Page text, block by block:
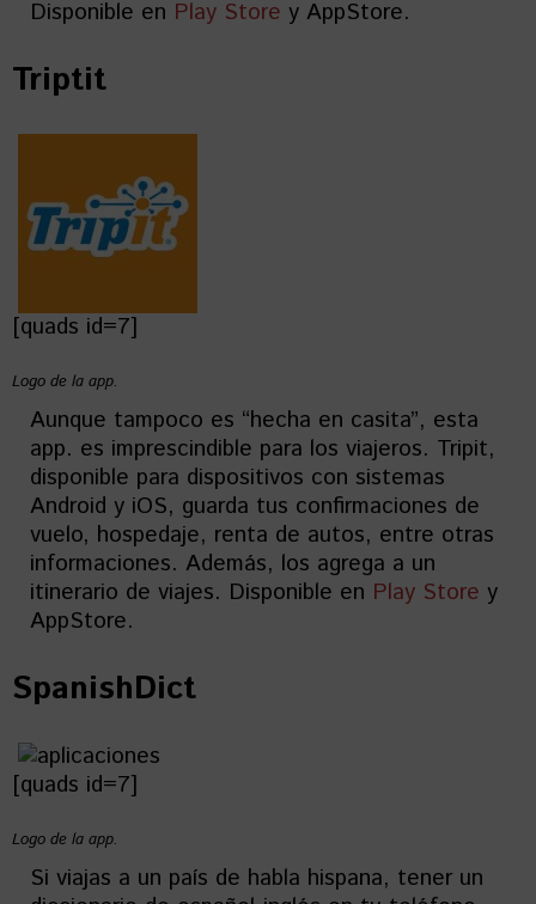
Disponible en Play Store y AppStore.
Triptit
[quads id=7]
Logo de la app.
Aunque tampoco es “hecha en casita”, esta
app. es imprescindible para los viajeros. Tripit,
disponible para dispositivos con sistemas
Android y iOS, guarda tus confirmaciones de
vuelo, hospedaje, renta de autos, entre otras
informaciones. Además, los agrega a un
itinerario de viajes. Disponible en Play Store y
AppStore.
SpanishDict
[quads id=7]
Logo de la app.
Si viajas a un país de habla hispana, tener un